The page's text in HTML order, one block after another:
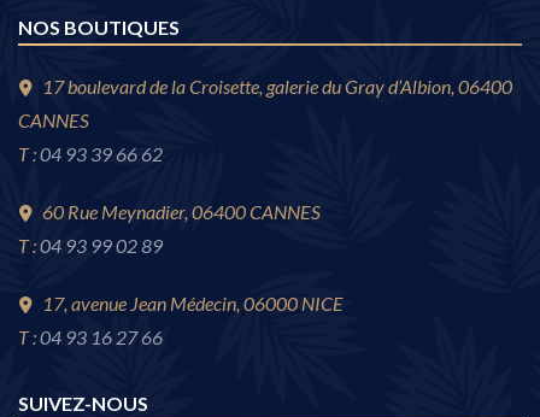
NOS BOUTIQUES
17 boulevard de la Croisette, galerie du Gray d’Albion, 06400
CANNES
T :04 93 39 66 62
60 Rue Meynadier, 06400 CANNES
T :04 93 99 02 89
17, avenue Jean Médecin, 06000 NICE
T :04 93 16 27 66
SUIVEZ-NOUS